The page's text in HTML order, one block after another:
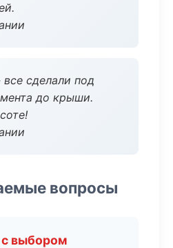
сделали под
до крыши.
вопросы
выбором